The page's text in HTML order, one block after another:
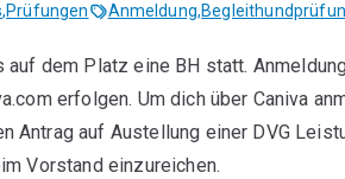
,Prüfungen Anmeldung,
dem Platz eine BH statt.
erfolgen. Um dich über Caniva
Antrag auf Austellung einer DVG
Vorstand einzureichen.